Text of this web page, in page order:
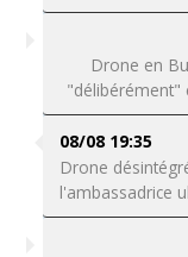
Drone en
"délibérément"
08/08 19:35
Drone
l'ambassadrice